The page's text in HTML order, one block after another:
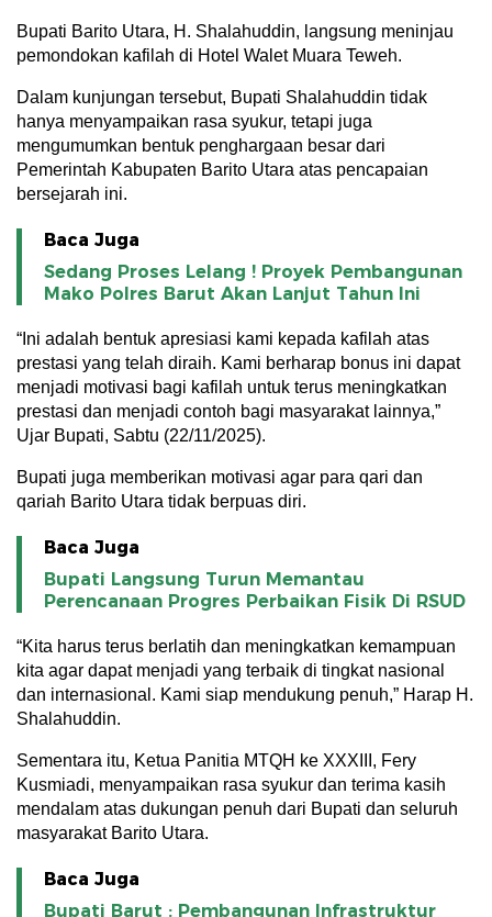
Bupati Barito Utara, H. Shalahuddin, langsung meninjau
pemondokan kafilah di Hotel Walet Muara Teweh.
Dalam kunjungan tersebut, Bupati Shalahuddin tidak
hanya menyampaikan rasa syukur, tetapi juga
mengumumkan bentuk penghargaan besar dari
Pemerintah Kabupaten Barito Utara atas pencapaian
bersejarah ini.
Baca Juga
Sedang Proses Lelang ! Proyek Pembangunan
Mako Polres Barut Akan Lanjut Tahun Ini
“Ini adalah bentuk apresiasi kami kepada kafilah atas
prestasi yang telah diraih. Kami berharap bonus ini dapat
menjadi motivasi bagi kafilah untuk terus meningkatkan
prestasi dan menjadi contoh bagi masyarakat lainnya,”
Ujar Bupati, Sabtu (22/11/2025).
Bupati juga memberikan motivasi agar para qari dan
qariah Barito Utara tidak berpuas diri.
Baca Juga
Bupati Langsung Turun Memantau
Perencanaan Progres Perbaikan Fisik Di RSUD
“Kita harus terus berlatih dan meningkatkan kemampuan
kita agar dapat menjadi yang terbaik di tingkat nasional
dan internasional. Kami siap mendukung penuh,” Harap H.
Shalahuddin.
Sementara itu, Ketua Panitia MTQH ke XXXIII, Fery
Kusmiadi, menyampaikan rasa syukur dan terima kasih
mendalam atas dukungan penuh dari Bupati dan seluruh
masyarakat Barito Utara.
Baca Juga
Bupati Barut : Pembangunan Infrastruktur